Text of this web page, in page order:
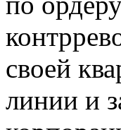
своей
линии и